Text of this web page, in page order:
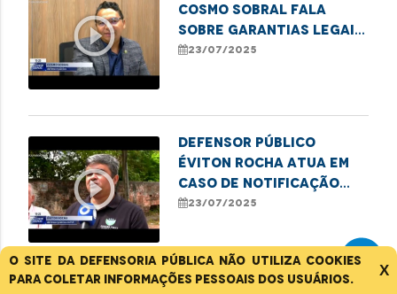
O site da Defensoria Pública não utiliza cookies
para coletar informações pessoais dos usuários.
X
play_circle_outline
Cosmo Sobral fala
sobre garantias legais
para proteção da
23/07/2025
play_circle_outline
Defensor público
Éviton Rocha atua em
caso de notificação
judicial a moradores
23/07/2025